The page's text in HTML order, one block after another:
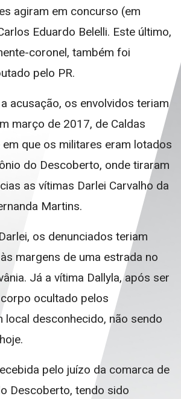
agiram em concurso (em
Eduardo Belelli. Este último,
coronel, também foi
pelo PR.
acusação, os envolvidos teriam
março de 2017, de Caldas
que os militares eram lotados
do Descoberto, onde tiraram
as vítimas Darlei Carvalho da
Martins.
os denunciados teriam
margens de uma estrada no
Já a vítima Dallyla, após ser
ocultado pelos
local desconhecido, não sendo
pelo juízo da comarca de
Descoberto, tendo sido